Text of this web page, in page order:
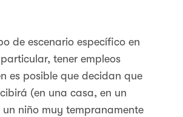
de escenario específico en
tener empleos
es posible que decidan que
(en una casa, en un
niño muy tempranamente